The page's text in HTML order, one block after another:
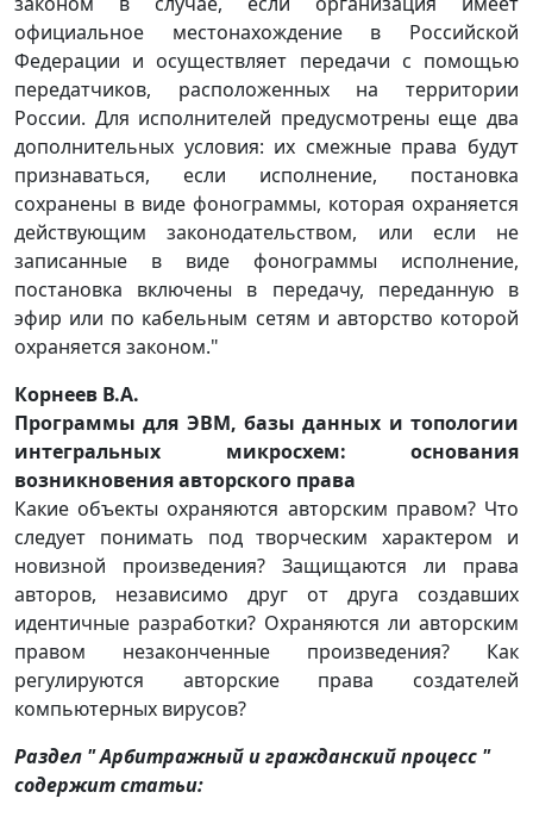
официальное местонахождение в Российской
Федерации и осуществляет передачи с помощью
передатчиков, расположенных на территории
России. Для исполнителей предусмотрены еще два
дополнительных условия: их смежные права будут
признаваться, если исполнение, постановка
сохранены в виде фонограммы, которая охраняется
действующим законодательством, или если не
записанные в виде фонограммы исполнение,
постановка включены в передачу, переданную в
эфир или по кабельным сетям и авторство которой
охраняется законом."
Корнеев В.А.
Программы для ЭВМ, базы данных и топологии
интегральных микросхем: основания
возникновения авторского права
Какие объекты охраняются авторским правом? Что
следует понимать под творческим характером и
новизной произведения? Защищаются ли права
авторов, независимо друг от друга создавших
идентичные разработки? Охраняются ли авторским
правом незаконченные произведения? Как
регулируются авторские права создателей
компьютерных вирусов?
Раздел " Арбитражный и гражданский процесс "
содержит статьи: